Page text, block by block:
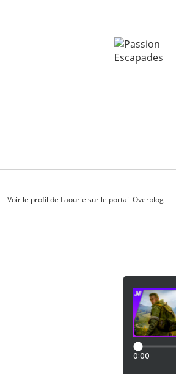
Voir le profil de Laourie sur le portail Overblog
0:00